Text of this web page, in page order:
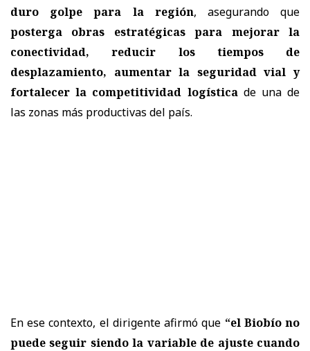
duro golpe para la región, asegurando que
posterga obras estratégicas para mejorar la
conectividad, reducir los tiempos de
desplazamiento, aumentar la seguridad vial y
fortalecer la competitividad logísticade una de
las zonas más productivas del país.
En ese contexto, el dirigente afirmó que “el Biobío no
puede seguir siendo la variable de ajuste cuando